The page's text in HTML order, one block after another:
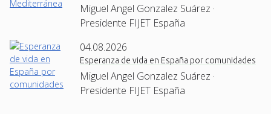
Miguel Angel Gonzalez Suárez ·
Presidente FIJET España
04.08.2026
Esperanza de vida en España por comunidades
Miguel Angel Gonzalez Suárez ·
Presidente FIJET España